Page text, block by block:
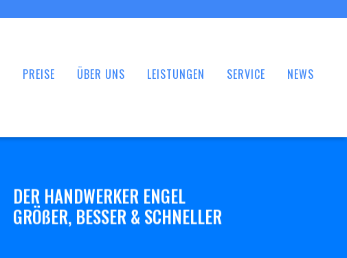
PREISE ÜBER UNS LEISTUNGEN SERVICE NEWS
DER HANDWERKER ENGEL
GRÖßER, BESSER & SCHNELLER